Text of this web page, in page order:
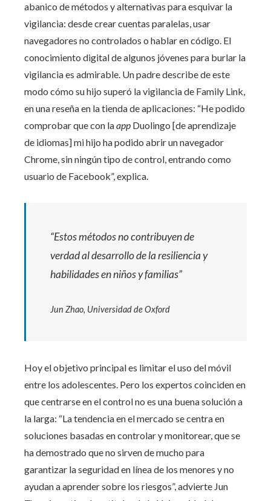
abanico de métodos y alternativas para esquivar la
vigilancia: desde crear cuentas paralelas, usar
navegadores no controlados o hablar en código. El
conocimiento digital de algunos jóvenes para burlar la
vigilancia es admirable. Un padre describe de este
modo cómo su hijo superó la vigilancia de Family Link,
en una reseña en la tienda de aplicaciones: “He podido
comprobar que con laapp Duolingo [de aprendizaje
de idiomas] mi hijo ha podido abrir un navegador
Chrome, sin ningún tipo de control, entrando como
usuario de Facebook”, explica.
“Estos métodos no contribuyen de
verdad al desarrollo de la resiliencia y
habilidades en niños y familias”
Jun Zhao, Universidad de Oxford
Hoy el objetivo principal es limitar el uso del móvil
entre los adolescentes. Pero los expertos coinciden en
que centrarse en el control no es una buena solución a
la larga: “La tendencia en el mercado se centra en
soluciones basadas en controlar y monitorear, que se
ha demostrado que no sirven de mucho para
garantizar la seguridad en línea de los menores y no
ayudan a aprender sobre los riesgos”, advierte Jun